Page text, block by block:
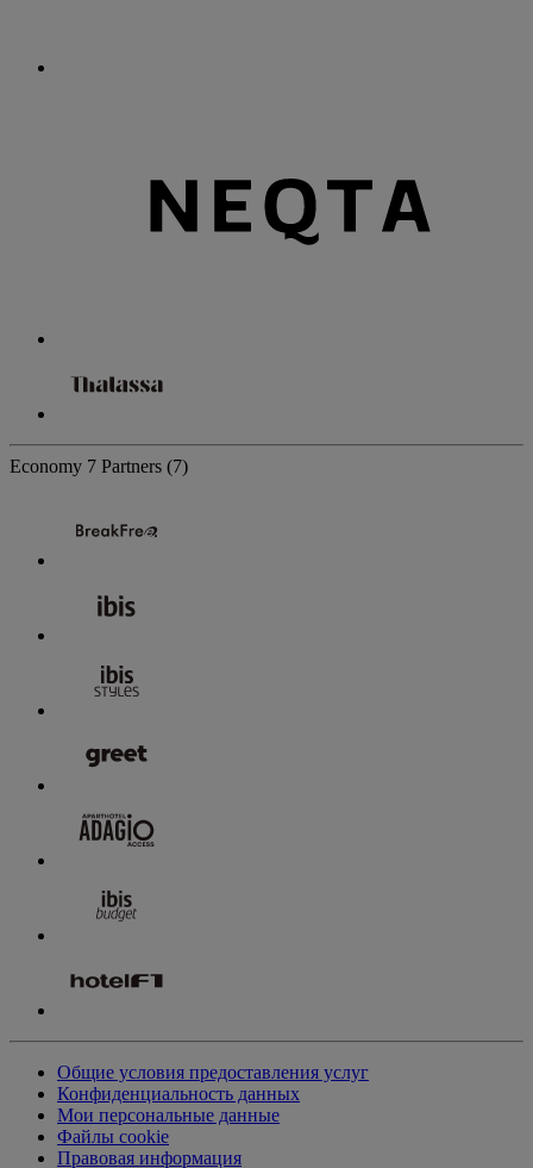
Economy 7 Partners (7)
Общие условия предоставления услуг
Конфиденциальность данных
Мои персональные данные
Файлы cookie
Правовая информация